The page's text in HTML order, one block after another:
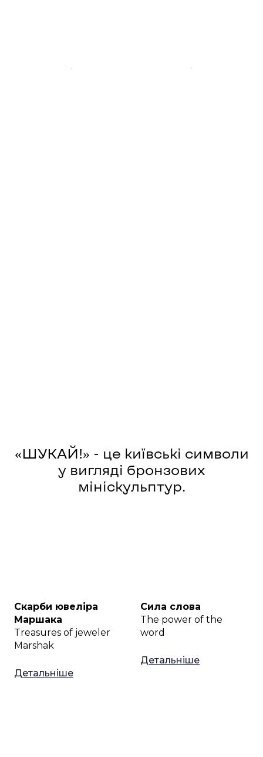
«ШУКАЙ!» - це київські символи
у вигляді бронзових
мініскульптур.
Скарби ювеліра
Маршака
Treasures of jeweler
Marshak
Детальніше
Сила слова
The power of the
word
Детальніше